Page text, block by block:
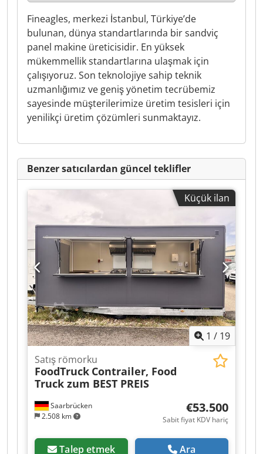
Fineagles, merkezi İstanbul, Türkiye’de
bulunan, dünya standartlarında bir sandviç
panel makine üreticisidir. En yüksek
mükemmellik standartlarına ulaşmak için
çalışıyoruz. Son teknolojiye sahip teknik
uzmanlığımız ve geniş yönetim tecrübemiz
sayesinde müşterilerimize üretim tesisleri için
yenilikçi üretim çözümleri sunmaktayız.
Benzer satıcılardan güncel teklifler
Küçük ilan
1 / 19
Saarbrücken
2.508 km
Satış römorku
FoodTruck Contrailer, Food
Truck zum BEST PREIS
€53.500
Sabit fiyat KDV hariç
Talep etmek Ara